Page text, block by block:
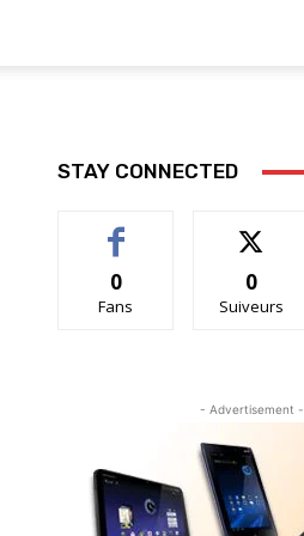
STAY CONNECTED
0
Fans
0
Suiveurs
- Advertisement -